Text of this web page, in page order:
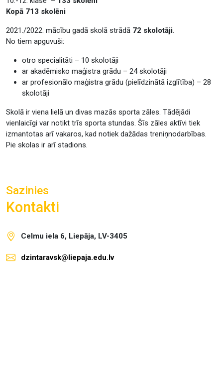
Kopā 713 skolēni
2021./2022. mācību gadā skolā strādā 72 skolotāji.
No tiem apguvuši:
otro specialitāti – 10 skolotāji
ar akadēmisko maģistra grādu – 24 skolotāji
ar profesionālo maģistra grādu (pielīdzinātā izglītība) – 28
skolotāji
Skolā ir viena lielā un divas mazās sporta zāles. Tādējādi
vienlaicīgi var notikt trīs sporta stundas. Šīs zāles aktīvi tiek
izmantotas arī vakaros, kad notiek dažādas treniņnodarbības.
Pie skolas ir arī stadions.
Sazinies
Kontakti
Celmu iela 6, Liepāja, LV-3405
dzintaravsk@liepaja.edu.lv